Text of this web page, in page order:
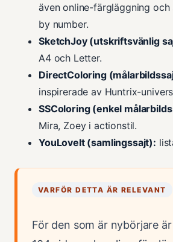
även online-färgläggning
by number.
SketchJoy (utskriftsvänlig
A4 och Letter.
DirectColoring
inspirerade av Huntrix-
SSColoring (enkel
Mira, Zoey i actionstil.
YouLoveIt (samlingssajt):
VARFÖR DETTA ÄR RELEVANT
För den som är nybörjare